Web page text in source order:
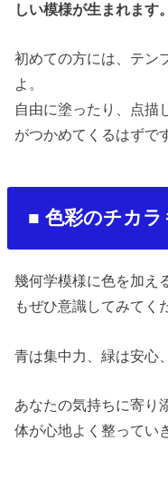
しい模様が生まれます。
初めての方には、テン
よ。
自由に塗ったり、点描
がつかめてくるはずで
■ 色彩のチカラ
幾何学模様に色を加え
もぜひ意識してみてく
青は集中力、緑は安心
あなたの気持ちに寄り
体が心地よく整ってい